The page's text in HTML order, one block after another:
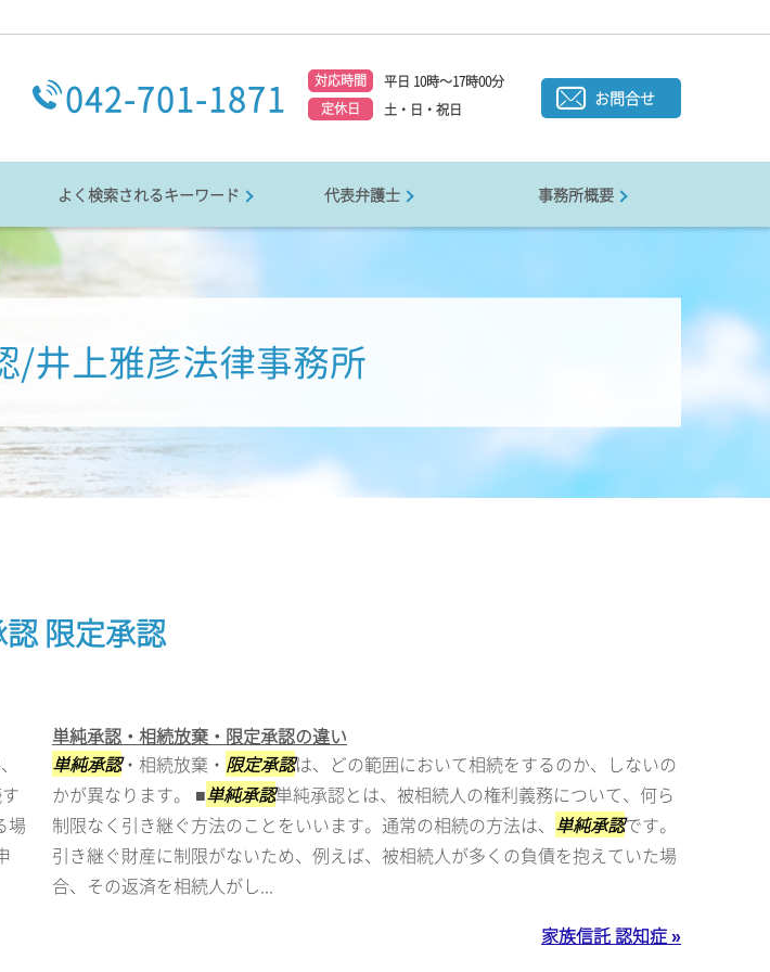
042-701-1871 対応時間
平日 10時～17時00分
定休日
土・日・祝日
お問合せ
よく検索されるキーワード 代表弁護士 事務所概要
/井上雅彦法律事務所
限定承認
場
単純承認・相続放棄・限定承認の違い
単純承認・相続放棄・ 限定承認は、どの範囲において相続をするのか、しないの
かが異なります。 ■単純承認単純承認とは、被相続人の権利義務について、何ら
制限なく引き継ぐ方法のことをいいます。通常の相続の方法は、 単純承認です。
引き継ぐ財産に制限がないため、例えば、被相続人が多くの負債を抱えていた場
合、その返済を相続人がし...
家族信託 認知症 »